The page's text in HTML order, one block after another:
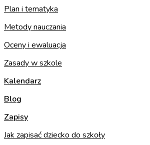
Plan i tematyka
Metody nauczania
Oceny i ewaluacja
Zasady w szkole
Kalendarz
Blog
Zapisy
Jak zapisać dziecko do szkoły